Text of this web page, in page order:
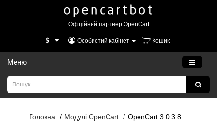
Офіційний партнер OpenCart
$ Особистий кабінет Кошик
Меню
Головна Модулі OpenCart OpenCart 3.0.3.8